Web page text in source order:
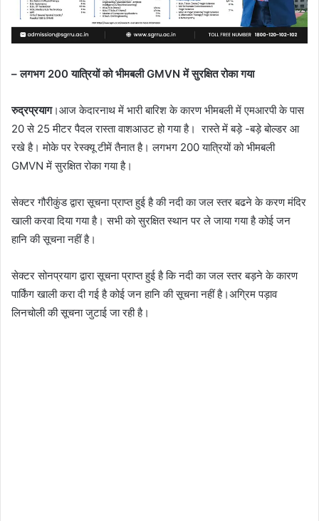
– लगभग 200 यात्रियों को भीमबली GMVN में सुरक्षित रोका गया
रुद्रप्रयाग।आज केदारनाथ में भारी बारिश के कारण भीमबली में एमआरपी के पास
20 से 25 मीटर पैदल रास्ता वाशआउट हो गया है। रास्ते में बड़े -बड़े बोल्डर आ
रखे है। मोके पर रेस्क्यू टीमें तैनात है। लगभग 200 यात्रियों को भीमबली
GMVN में सुरक्षित रोका गया है।
सेक्टर गौरीकुंड द्वारा सूचना प्राप्त हुई है की नदी का जल स्तर बढने के करण मंदिर
खाली करवा दिया गया है। सभी को सुरक्षित स्थान पर ले जाया गया है कोई जन
हानि की सूचना नहीं है।
सेक्टर सोनप्रयाग द्वारा सूचना प्राप्त हुई है कि नदी का जल स्तर बड़ने के कारण
पार्किंग खाली करा दी गई है कोई जन हानि की सूचना नहीं है।अग्रिम पड़ाव
लिनचोली की सूचना जुटाई जा रही है।